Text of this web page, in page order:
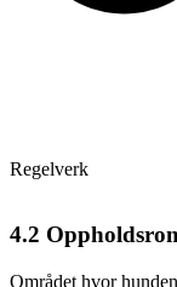
Regelverk
4.2
Området hvor